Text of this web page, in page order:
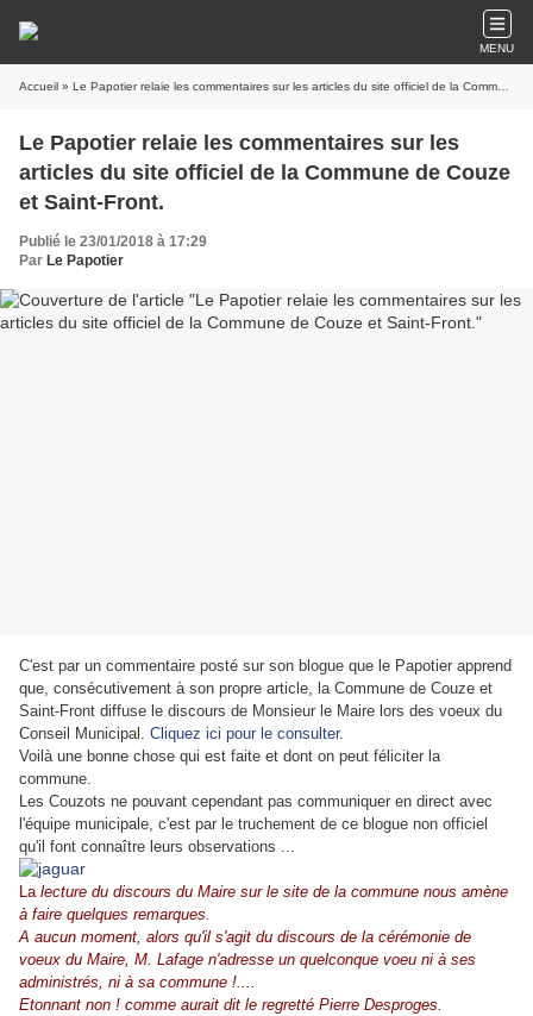
MENU
Accueil » Le Papotier relaie les commentaires sur les articles du site officiel de la Commune de Couze et Saint-Front.
Le Papotier relaie les commentaires sur les
articles du site officiel de la Commune de Couze
et Saint-Front.
Publié le 23/01/2018 à 17:29
Par Le Papotier
C'est par un commentaire posté sur son blogue que le Papotier apprend
que, consécutivement à son propre article, la Commune de Couze et
Saint-Front diffuse le discours de Monsieur le Maire lors des voeux du
Conseil Municipal. Cliquez ici pour le consulter.
Voilà une bonne chose qui est faite et dont on peut féliciter la
commune.
Les Couzots ne pouvant cependant pas communiquer en direct avec
l'équipe municipale, c'est par le truchement de ce blogue non officiel
qu'il font connaître leurs observations ...
Lalecture du discours du Maire sur le site de la commune nous amène
à faire quelques remarques.
A aucun moment, alors qu'il s'agit du discours de la cérémonie de
voeux du Maire, M. Lafage n'adresse un quelconque voeu ni à ses
administrés, ni à sa commune !....
Etonnant non ! comme aurait dit le regretté Pierre Desproges.